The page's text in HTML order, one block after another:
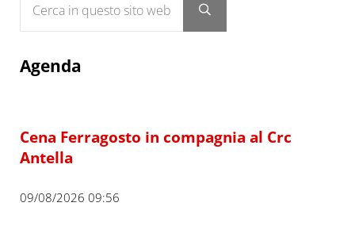
Submit search
Agenda
Cena Ferragosto in compagnia al Crc
Antella
09/08/2026 09:56